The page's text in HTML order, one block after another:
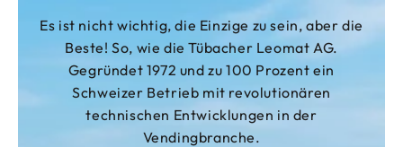
Es ist nicht wichtig, die Einzige zu sein, aber die
Beste! So, wie die Tübacher Leomat AG.
Gegründet 1972 und zu 100 Prozent ein
Schweizer Betrieb mit revolutionären
technischen Entwicklungen in der
Vendingbranche.